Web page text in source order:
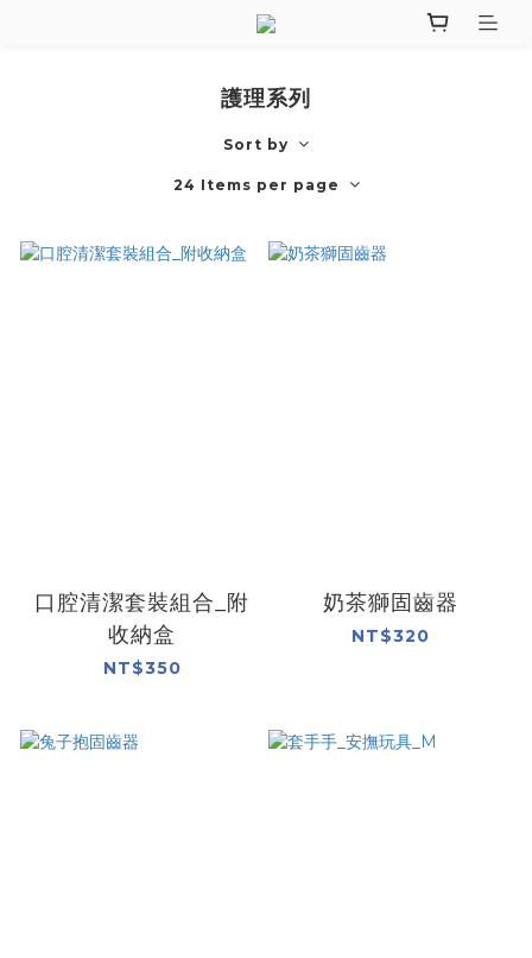
護理系列
Sort by
24 Items per page
口腔清潔套裝組合_附
收納盒
NT$350
奶茶獅固齒器
NT$320